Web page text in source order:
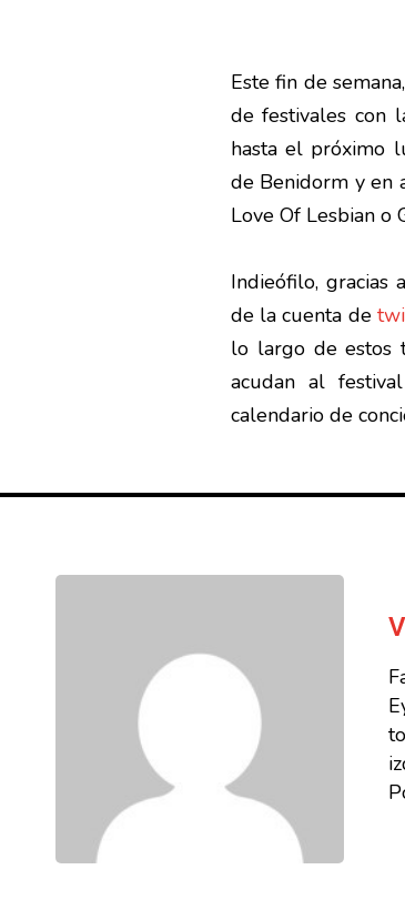
Este fin de
de festivales con
hasta el próximo
de Benidorm y en
Love Of Lesbian o
Indieófilo, gracias
de la cuenta de
lo largo de estos
acudan al
calendario de